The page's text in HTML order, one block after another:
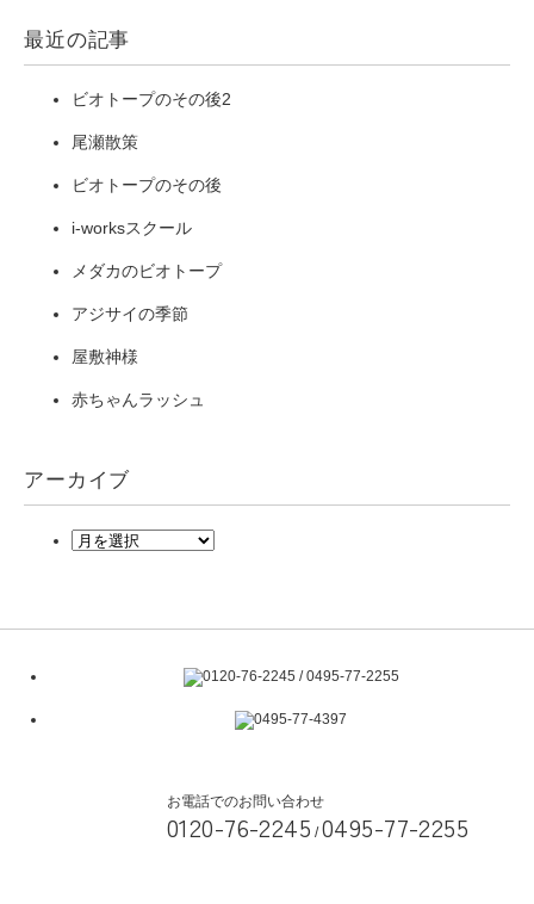
最近の記事
ビオトープのその後2
尾瀬散策
ビオトープのその後
i-worksスクール
メダカのビオトープ
アジサイの季節
屋敷神様
赤ちゃんラッシュ
アーカイブ
お電話でのお問い合わせ
0120-76-2245 /0495-77-2255